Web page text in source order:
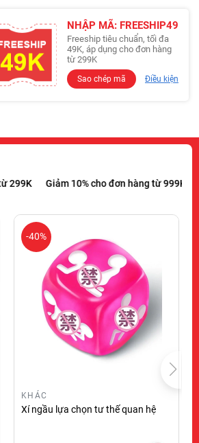
NHẬP MÃ: FREESHIP49
Freeship tiêu chuẩn, tối đa
49K, áp dụng cho đơn hàng
từ 299K
Sao chép mã Điều kiện
Giảm 10% cho đơn hàng từ 999K Giảm
-40%
KHÁC
Xí ngầu lựa chọn tư thế quan hệ